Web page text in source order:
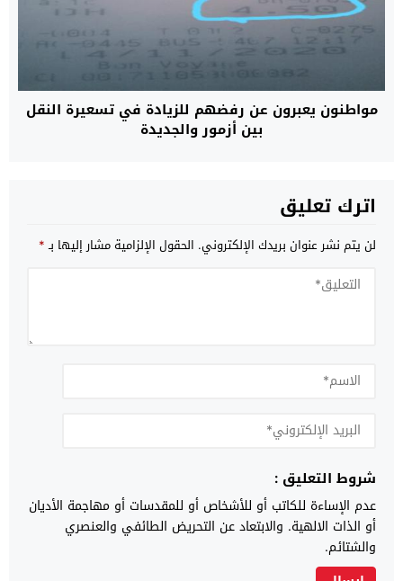
مواطنون يعبرون عن رفضهم للزيادة في تسعيرة النقل
بين أزمور والجديدة
اترك تعليق
لن يتم نشر عنوان بريدك الإلكتروني. الحقول الإلزامية مشار إليها بـ*
شروط التعليق :
عدم الإساءة للكاتب أو للأشخاص أو للمقدسات أو مهاجمة الأديان
أو الذات الالهية. والابتعاد عن التحريض الطائفي والعنصري
والشتائم.